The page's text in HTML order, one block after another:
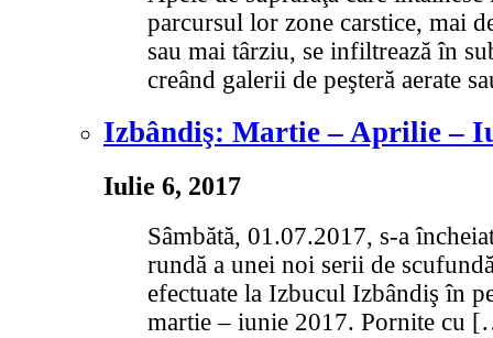
parcursul lor zone carstice, mai
sau mai târziu, se infiltrează în
creând galerii de peşteră aerate
Izbândiş: Martie – Aprilie –
Iulie 6, 2017
Sâmbătă, 01.07.2017, s-a
rundă a unei noi serii de
efectuate la Izbucul Izbândiş în
martie – iunie 2017. Pornite cu